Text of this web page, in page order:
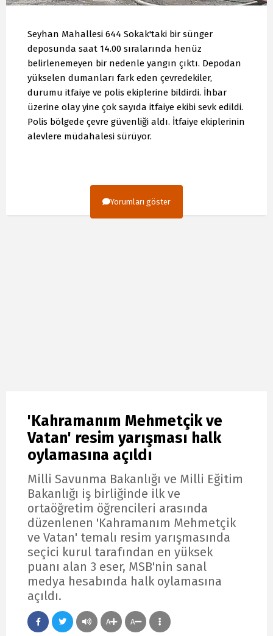
Seyhan Mahallesi 644 Sokak'taki bir sünger
deposunda saat 14.00 sıralarında henüz
belirlenemeyen bir nedenle yangın çıktı. Depodan
yükselen dumanları fark eden çevredekiler,
durumu itfaiye ve polis ekiplerine bildirdi. İhbar
üzerine olay yine çok sayıda itfaiye ekibi sevk edildi.
Polis bölgede çevre güvenliği aldı. İtfaiye ekiplerinin
alevlere müdahalesi sürüyor.
Yorumları göster
'Kahramanım Mehmetçik ve
Vatan' resim yarışması halk
oylamasına açıldı
Milli Savunma Bakanlığı ve Milli Eğitim
Bakanlığı iş birliğinde ilk ve
ortaöğretim öğrencileri arasında
düzenlenen 'Kahramanım Mehmetçik
ve Vatan' temalı resim yarışmasında
seçici kurul tarafından en yüksek
puanı alan 3 eser, MSB'nin sanal
medya hesabında halk oylamasına
açıldı.
A A